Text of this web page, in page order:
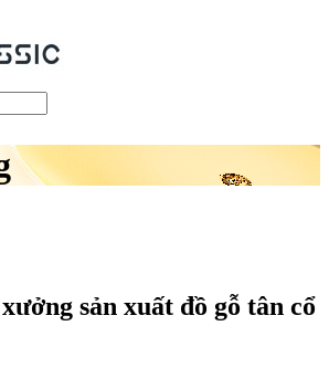
sản xuất đồ gỗ tân cổ